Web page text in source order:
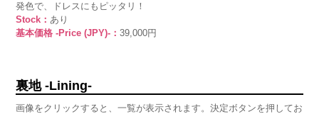
発色で、ドレスにもピッタリ！
Stock：あり
基本価格 -Price (JPY)-：39,000円
裏地 -Lining-
画像をクリックすると、一覧が表示されます。決定ボタンを押してお